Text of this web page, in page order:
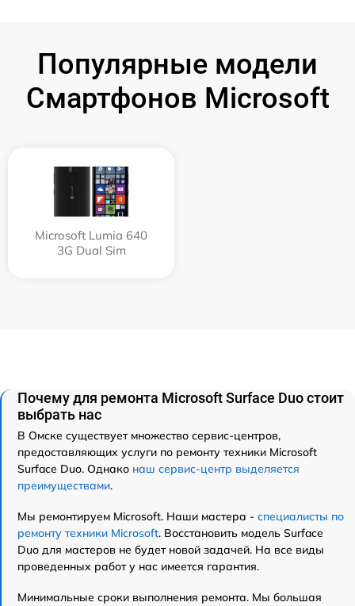
Популярные модели
Смартфонов Microsoft
Microsoft Lumia 640
3G Dual Sim
Почему для ремонта Microsoft Surface Duo стоит
выбрать нас
В Омске существует множество сервис-центров,
предоставляющих услуги по ремонту техники Microsoft
Surface Duo. Однако наш сервис-центр выделяется
преимуществами.
Мы ремонтируем Microsoft. Наши мастера - специалисты по
ремонту техники Microsoft. Восстановить модель Surface
Duo для мастеров не будет новой задачей. На все виды
проведенных работ у нас имеется гарантия.
Минимальные сроки выполнения ремонта. Мы большая